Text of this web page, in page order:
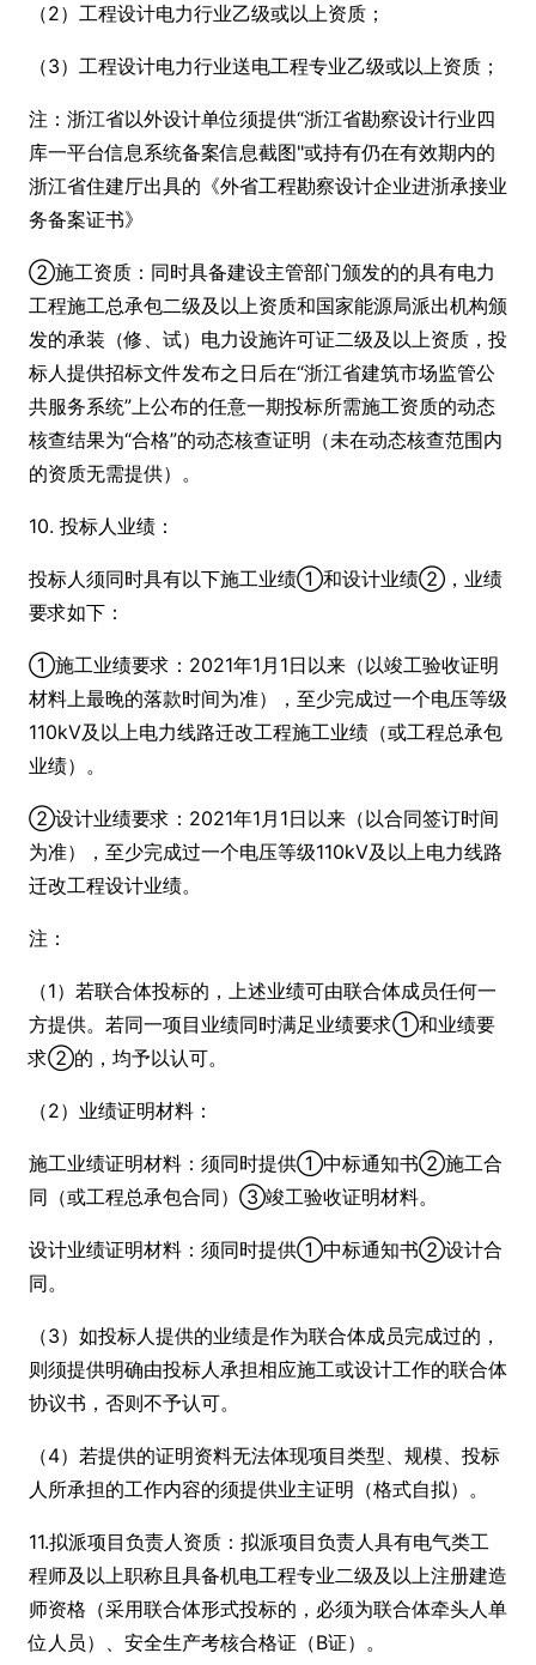
（2）工程设计电力行业乙级或以上资质；
（3）工程设计电力行业送电工程专业乙级或以上资质；
注：浙江省以外设计单位须提供“浙江省勘察设计行业四
库一平台信息系统备案信息截图"或持有仍在有效期内的
浙江省住建厅出具的《外省工程勘察设计企业进浙承接业
务备案证书》
②施工资质：同时具备建设主管部门颁发的的具有电力
工程施工总承包二级及以上资质和国家能源局派出机构颁
发的承装（修、试）电力设施许可证二级及以上资质，投
标人提供招标文件发布之日后在“浙江省建筑市场监管公
共服务系统”上公布的任意一期投标所需施工资质的动态
核查结果为“合格”的动态核查证明（未在动态核查范围内
的资质无需提供）。
10. 投标人业绩：
投标人须同时具有以下施工业绩①和设计业绩②，业绩
要求如下：
①施工业绩要求：2021年1月1日以来（以竣工验收证明
材料上最晚的落款时间为准），至少完成过一个电压等级
110kV及以上电力线路迁改工程施工业绩（或工程总承包
业绩）。
②设计业绩要求：2021年1月1日以来（以合同签订时间
为准），至少完成过一个电压等级110kV及以上电力线路
迁改工程设计业绩。
注：
（1）若联合体投标的，上述业绩可由联合体成员任何一
方提供。若同一项目业绩同时满足业绩要求①和业绩要
求②的，均予以认可。
（2）业绩证明材料：
施工业绩证明材料：须同时提供①中标通知书②施工合
同（或工程总承包合同）③竣工验收证明材料。
设计业绩证明材料：须同时提供①中标通知书②设计合
同。
（3）如投标人提供的业绩是作为联合体成员完成过的，
则须提供明确由投标人承担相应施工或设计工作的联合体
协议书，否则不予认可。
（4）若提供的证明资料无法体现项目类型、规模、投标
人所承担的工作内容的须提供业主证明（格式自拟）。
11.拟派项目负责人资质：拟派项目负责人具有电气类工
程师及以上职称且具备机电工程专业二级及以上注册建造
师资格（采用联合体形式投标的，必须为联合体牵头人单
位人员）、安全生产考核合格证（B证）。